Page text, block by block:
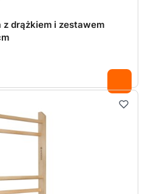
drążkiem i zestawem